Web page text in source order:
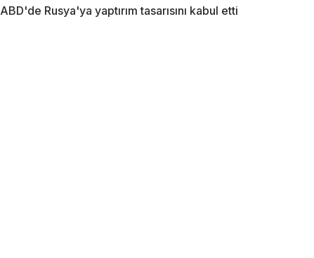
ABD'de Rusya'ya yaptırım tasarısını kabul etti